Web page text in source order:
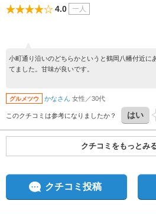
4.0 一人
小町通り沿いのどちらかというと鶴岡八幡付近に
てました。甘味が良いです。
グルメツウ かなさん 女性／30代
このクチコミは参考になりましたか？ はい
クチコミをもっとみ
クチコミ投稿